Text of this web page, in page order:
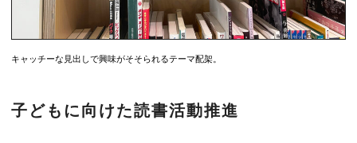
キャッチーな見出しで興味がそそられるテーマ配架。
子どもに向けた読書活動推進